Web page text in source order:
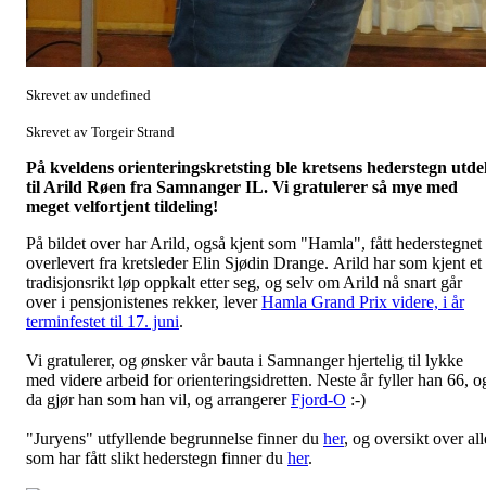
Skrevet av undefined
Skrevet av Torgeir Strand
På kveldens orienteringskretsting ble kretsens hederstegn
til Arild Røen fra Samnanger IL. Vi gratulerer så mye med
meget velfortjent tildeling!
På bildet over har Arild, også kjent som "Hamla", fått hederstegnet
overlevert fra kretsleder Elin Sjødin Drange. Arild har som kjent et
tradisjonsrikt løp oppkalt etter seg, og selv om Arild nå snart går
over i pensjonistenes rekker, leverHamla Grand Prix videre, i år
terminfestet til 17. juni.
Vi gratulerer, og ønsker vår bauta i Samnanger hjertelig til lykke
med videre arbeid for orienteringsidretten. Neste år fyller han 66,
da gjør han som han vil, og arrangererFjord-O :-)
"Juryens" utfyllende begrunnelse finner du her, og oversikt over
som har fått slikt hederstegn finner du her.